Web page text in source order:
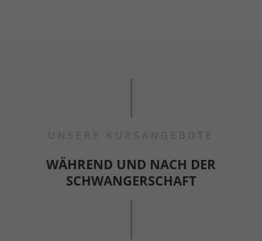
UNSERE KURSANGEBOTE
WÄHREND UND NACH DER
SCHWANGERSCHAFT